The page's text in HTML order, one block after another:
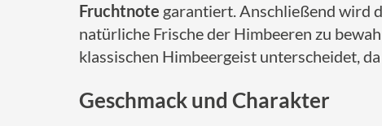
Fruchtnote garantiert. Anschließend wird
natürliche Frische der Himbeeren zu
klassischen Himbeergeist unterscheidet,
Geschmack und Charakter